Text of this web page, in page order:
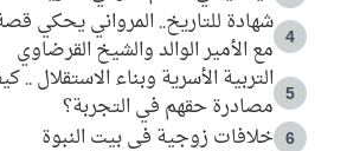
4
شهادة للتاريخ.. المرواني يحكي
مع الأمير الوالد والشيخ القرضاوي
5
التربية الأسرية وبناء الاستقلال ..
مصادرة حقهم في التجربة؟
6 خلافات زوجية في بيت النبوة